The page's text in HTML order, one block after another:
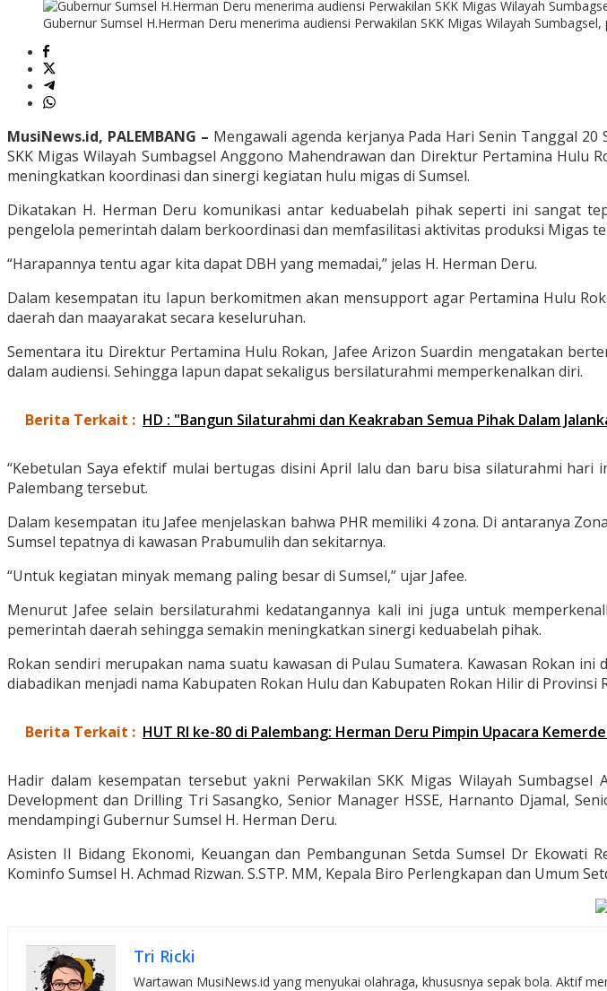
Gubernur Sumsel H.Herman Deru menerima audiensi Perwakilan SKK Migas Wilayah
MusiNews.id, PALEMBANG – Mengawali agenda kerjanya Pada Hari Senin Tanggal
SKK Migas Wilayah Sumbagsel Anggono Mahendrawan dan Direktur Pertamina Hulu
meningkatkan koordinasi dan sinergi kegiatan hulu migas di Sumsel.
Dikatakan H. Herman Deru komunikasi antar keduabelah pihak seperti ini sangat
pengelola pemerintah dalam berkoordinasi dan memfasilitasi aktivitas produksi Migas
“Harapannya tentu agar kita dapat DBH yang memadai,” jelas H. Herman Deru.
Dalam kesempatan itu Iapun berkomitmen akan mensupport agar Pertamina Hulu
daerah dan maayarakat secara keseluruhan.
Sementara itu Direktur Pertamina Hulu Rokan, Jafee Arizon Suardin mengatakan
dalam audiensi. Sehingga Iapun dapat sekaligus bersilaturahmi memperkenalkan diri.
Berita Terkait : HD : "Bangun Silaturahmi dan Keakraban Semua Pihak Dalam
“Kebetulan Saya efektif mulai bertugas disini April lalu dan baru bisa silaturahmi
Palembang tersebut.
Dalam kesempatan itu Jafee menjelaskan bahwa PHR memiliki 4 zona. Di antaranya
Sumsel tepatnya di kawasan Prabumulih dan sekitarnya.
“Untuk kegiatan minyak memang paling besar di Sumsel,” ujar Jafee.
Menurut Jafee selain bersilaturahmi kedatangannya kali ini juga untuk
pemerintah daerah sehingga semakin meningkatkan sinergi keduabelah pihak.
Rokan sendiri merupakan nama suatu kawasan di Pulau Sumatera. Kawasan Rokan
diabadikan menjadi nama Kabupaten Rokan Hulu dan Kabupaten Rokan Hilir di Provinsi
Berita Terkait : HUT RI ke-80 di Palembang: Herman Deru Pimpin Upacara
Hadir dalam kesempatan tersebut yakni Perwakilan SKK Migas Wilayah
Development dan Drilling Tri Sasangko, Senior Manager HSSE, Harnanto Djamal,
mendampingi Gubernur Sumsel H. Herman Deru.
Asisten II Bidang Ekonomi, Keuangan dan Pembangunan Setda Sumsel Dr Ekowati
Kominfo Sumsel H. Achmad Rizwan. S.STP. MM, Kepala Biro Perlengkapan dan Umum
Tri Ricki
Wartawan MusiNews.id yang menyukai olahraga, khususnya sepak bola. Aktif